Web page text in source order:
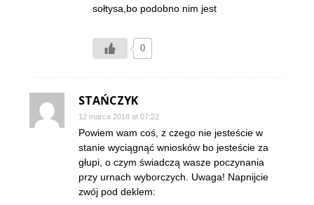
sołtysa,bo podobno nim jest
0
STAŃCZYK
12 marca 2018 at 07:22
Powiem wam coś, z czego nie jesteście w
stanie wyciągnąć wniosków bo jesteście za
głupi, o czym świadczą wasze poczynania
przy urnach wyborczych. Uwaga! Napnijcie
zwój pod deklem: